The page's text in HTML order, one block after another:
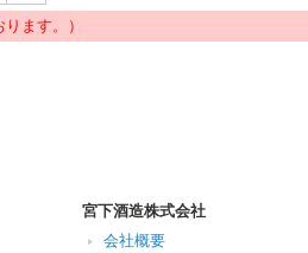
ます。）
宮下酒造株式会社
会社概要